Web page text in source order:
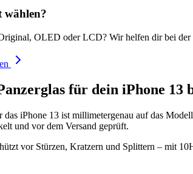
wählen?
OLED oder LCD? Wir helfen dir bei der
für dein iPhone 13
das iPhone 13 ist millimetergenau auf das
und vor dem Versand geprüft.
vor Stürzen, Kratzern und Splittern – mit